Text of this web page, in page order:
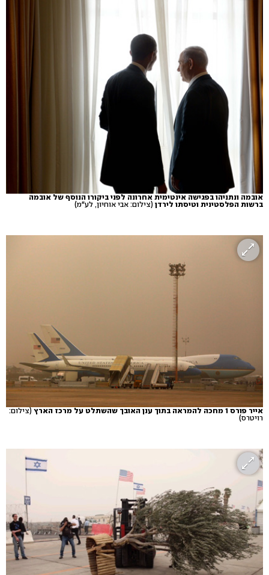
אובמה ונתניהו בפגישה אינטימית אחרונה לפני ביקורו הנוסף של אובמה
ברשות הפלסטינית וטיסתו לירדן (צילום: אבי אוחיון, לע"מ)
אייר פורס 1 מחכה להמראה בתוך ענן האובך שהשתלט על מרכז הארץ
(צילום:
רויטרס)